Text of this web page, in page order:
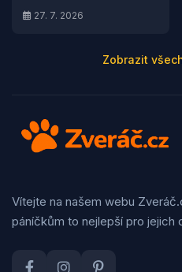
27. 7. 2026
Zobrazit
Vítejte na našem webu
páníčkům to nejlepší pro jejich